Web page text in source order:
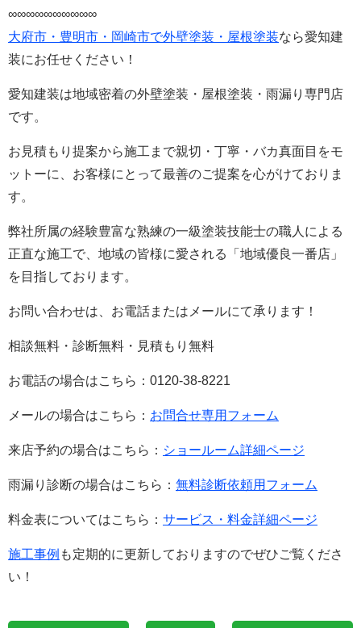
∞∞∞∞∞∞∞∞∞∞
大府市・豊明市・岡崎市で外壁塗装・屋根塗装なら愛知建
装にお任せください！
愛知建装は地域密着の外壁塗装・屋根塗装・雨漏り専門店
です。
お見積もり提案から施工まで親切・丁寧・バカ真面目をモ
ットーに、お客様にとって最善のご提案を心がけておりま
す。
弊社所属の経験豊富な熟練の一級塗装技能士の職人による
正直な施工で、地域の皆様に愛される「地域優良一番店」
を目指しております。
お問い合わせは、お電話またはメールにて承ります！
相談無料・診断無料・見積もり無料
お電話の場合はこちら：0120-38-8221
メールの場合はこちら： お問合せ専用フォーム
来店予約の場合はこちら： ショールーム詳細ページ
雨漏り診断の場合はこちら： 無料診断依頼用フォーム
料金表についてはこちら： サービス・料金詳細ページ
施工事例 も定期的に更新しておりますのでぜひご覧くださ
い！